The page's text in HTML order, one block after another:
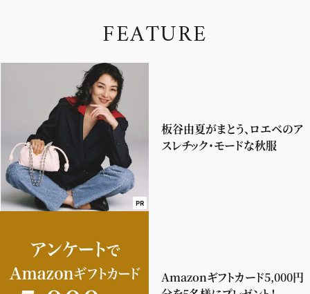
FEATURE
PR
板谷由夏がまとう、ロエベのア
スレチック・モードな秋服
Amazonギフトカード5,000円